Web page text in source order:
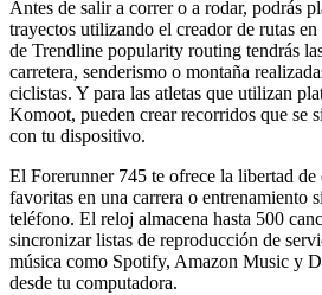
Antes de salir a correr o a rodar, podrás
trayectos utilizando el creador de rutas
de Trendline popularity routing tendrás
carretera, senderismo o montaña
ciclistas. Y para las atletas que utilizan
Komoot, pueden crear recorridos que se
con tu dispositivo.
El Forerunner 745 te ofrece la libertad de
favoritas en una carrera o entrenamiento
teléfono. El reloj almacena hasta 500
sincronizar listas de reproducción de
música como Spotify, Amazon Music y
desde tu computadora.